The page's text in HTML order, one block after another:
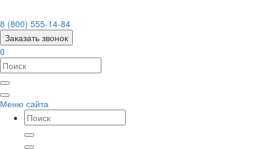
8 (800) 555-14-84
Заказать звонок
0
Меню сайта